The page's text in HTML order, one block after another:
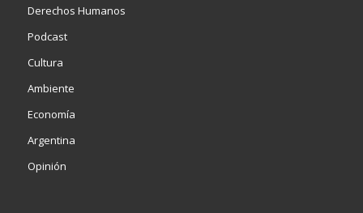
Derechos Humanos
Podcast
Cultura
Ambiente
Economía
Argentina
Opinión